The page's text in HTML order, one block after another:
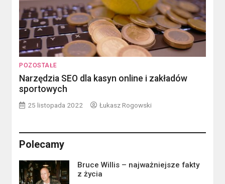
POZOSTAŁE
Narzędzia SEO dla kasyn online i zakładów
sportowych
25 listopada 2022 Łukasz Rogowski
Polecamy
Bruce Willis – najważniejsze fakty
z życia